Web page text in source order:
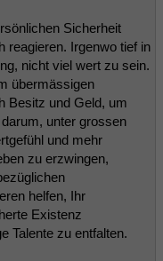
Sicherheit
reagieren. Irgenwo tief in
nicht viel wert zu sein.
übermässigen
Besitz und Geld, um
unter grossen
und mehr
zu erzwingen,
helfen, Ihr
Existenz
Talente zu entfalten.